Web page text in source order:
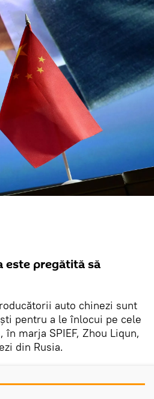
este pregătită să
auto chinezi sunt
pentru a le înlocui pe cele
marja SPIEF, Zhou Liqun,
din Rusia.